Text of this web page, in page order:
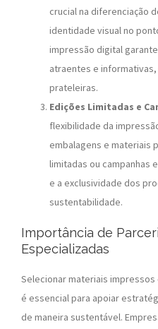
crucial na diferenciação
identidade visual no
impressão digital
atraentes e
prateleiras.
Edições Limitadas e
flexibilidade da
embalagens e materiais
limitadas ou campanhas
e a exclusividade dos
sustentabilidade.
Importância de
Especializadas
Selecionar materiais
é essencial para apoiar
de maneira sustentável.